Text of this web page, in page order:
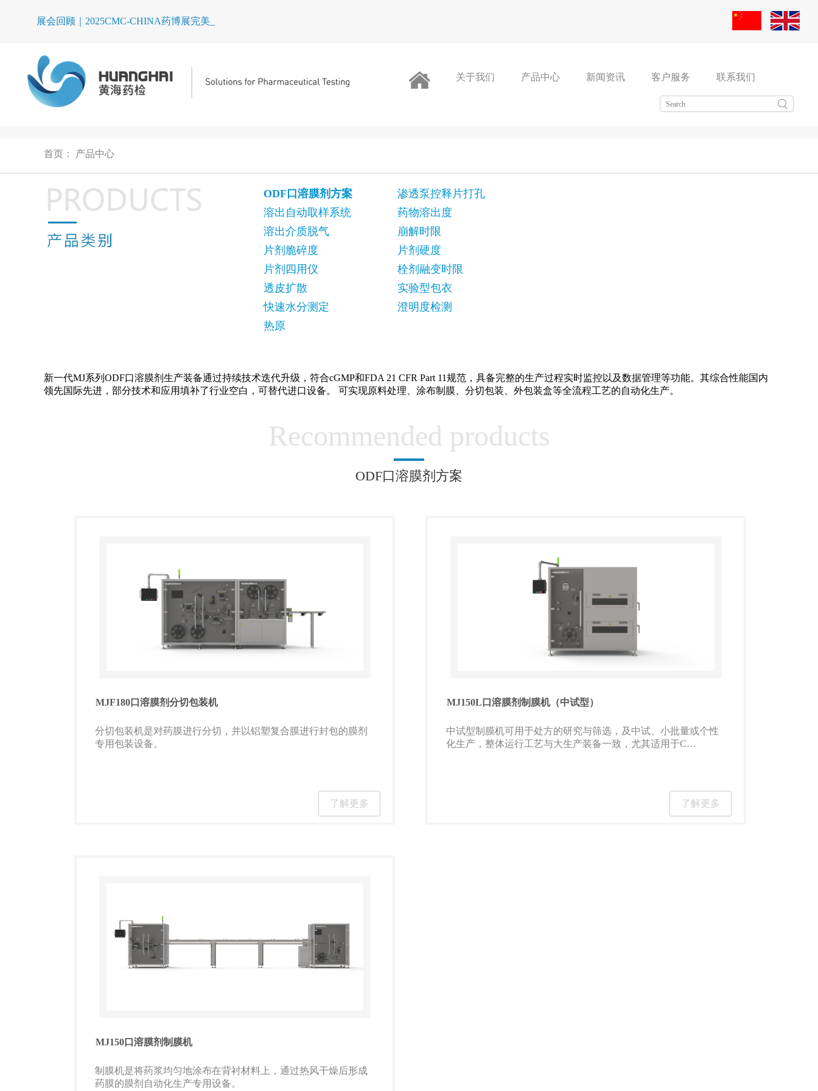
展会回顾｜2025CMC-CHINA药博展完美收官
关于我们 产品中心 新闻资讯 客户服务 联系我们
首页 ： 产品中心
ODF口溶膜剂方案
渗透泵控释片打孔
溶出自动取样系统
药物溶出度
溶出介质脱气
崩解时限
片剂脆碎度
片剂硬度
片剂四用仪
栓剂融变时限
透皮扩散
实验型包衣
快速水分测定
澄明度检测
热原
新一代MJ系列ODF口溶膜剂生产装备通过持续技术迭代升级，符合cGMP和FDA 21 CFR Part 11规范，具备完整的生产过程实时监控以及数据管理等功能。其综合性能国内
领先国际先进，部分技术和应用填补了行业空白，可替代进口设备。 可实现原料处理、涂布制膜、分切包装、外包装盒等全流程工艺的自动化生产。
Recommended products
ODF口溶膜剂方案
MJF180口溶膜剂分切包装机
分切包装机是对药膜进行分切，并以铝塑复合膜进行封包的膜剂
专用包装设备。
了解更多
MJ150L口溶膜剂制膜机（中试型）
中试型制膜机可用于处方的研究与筛选，及中试、小批量或个性
化生产，整体运行工艺与大生产装备一致，尤其适用于C…
了解更多
MJ150口溶膜剂制膜机
制膜机是将药浆均匀地涂布在背衬材料上，通过热风干燥后形成
药膜的膜剂自动化生产专用设备。